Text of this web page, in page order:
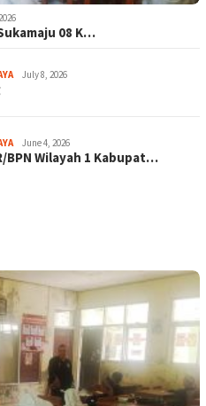
08 K…
July 8, 2026
June 4, 2026
BPN Wilayah 1 Kabupat…